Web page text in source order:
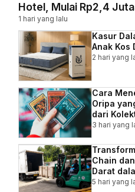
Hotel, Mulai Rp2,4
1 hari yang lalu
Kasur
Anak Kos
2 hari yang
Cara
Oripa
dari
3 hari yang
Chain
Darat
Efisiensi
5 hari yang